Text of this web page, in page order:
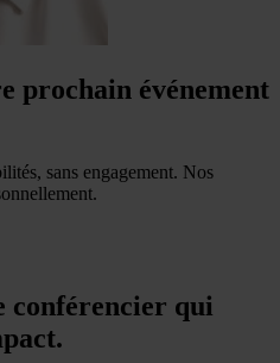
prochain événement
sans engagement. Nos
conférencier qui